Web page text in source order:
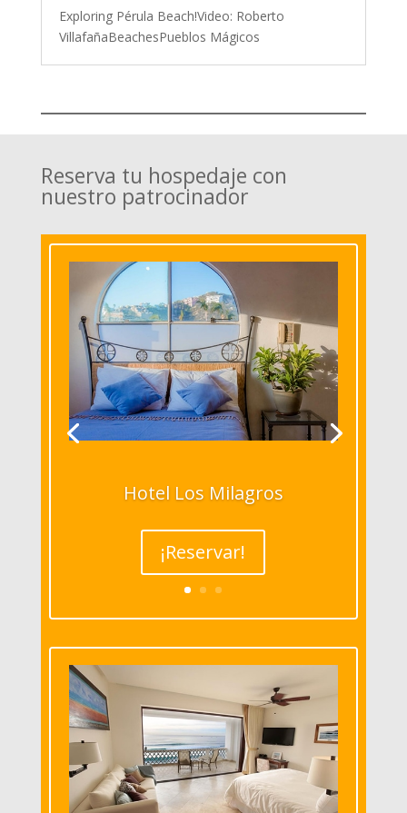
Exploring Pérula Beach!Video: Roberto
VillafañaBeachesPueblos Mágicos
Reserva tu hospedaje con
nuestro patrocinador
Hotel Los Milagros
¡Reservar!